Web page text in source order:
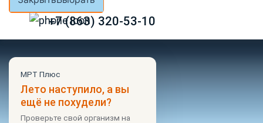
+7 (863) 320-53-10
МРТ Плюс
Лето наступило, а вы
ещё не похудели?
Проверьте свой организм на